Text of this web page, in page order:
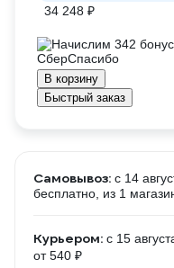
34 248 ₽
Начислим 342
В корзину
Быстрый заказ
Самовывоз: c 14
бесплатно , из 1
Курьером: c 15
от 540 ₽